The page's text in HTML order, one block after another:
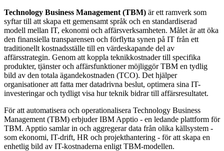
Technology Business Management (TBM) är ett ramverk som
syftar till att skapa ett gemensamt språk och en standardiserad
modell mellan IT, ekonomi och affärsverksamheten. Målet är att öka
den finansiella transparensen och förflytta synen på IT från ett
traditionellt kostnadsställe till en värdeskapande del av
affärsstrategin. Genom att koppla teknikkostnader till specifika
produkter, tjänster och affärsfunktioner möjliggör TBM en tydlig
bild av den totala ägandekostnaden (TCO). Det hjälper
organisationer att fatta mer datadrivna beslut, optimera sina IT-
investeringar och tydligt visa hur teknik bidrar till affärsresultatet.
För att automatisera och operationalisera Technology Business
Management (TBM) erbjuder IBM Apptio - en ledande plattform för
TBM. Apptio samlar in och aggregerar data från olika källsystem -
som ekonomi, IT-drift, HR och projekthantering - för att skapa en
enhetlig bild av IT-kostnaderna enligt TBM-modellen.